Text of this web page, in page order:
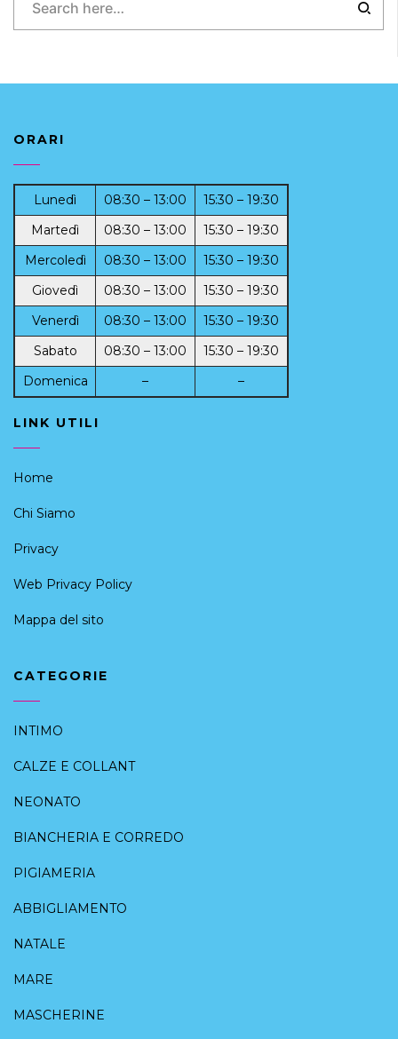
ORARI
Lunedì 08:30 – 13:00
15:30 – 19:30
Martedì
08:30 – 13:00
15:30 – 19:30
Mercoledì
08:30 – 13:00
15:30 – 19:30
Giovedì
08:30 – 13:00
15:30 – 19:30
Venerdì
08:30 – 13:00
15:30 – 19:30
Sabato
08:30 – 13:00
15:30 – 19:30
Domenica
– –
LINK UTILI
Home
Chi Siamo
Privacy
Web Privacy Policy
Mappa del sito
CATEGORIE
INTIMO
CALZE E COLLANT
NEONATO
BIANCHERIA E CORREDO
PIGIAMERIA
ABBIGLIAMENTO
NATALE
MARE
MASCHERINE